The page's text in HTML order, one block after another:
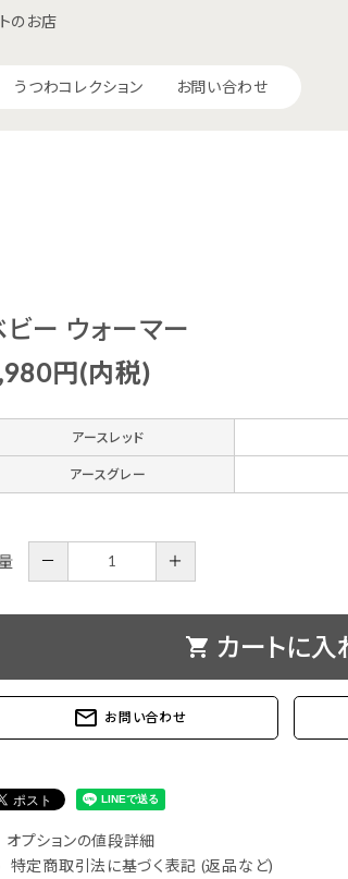
のお店
おつまみ
バッグ
うつわコレクション お問い合わせ
ビー ウォーマー
円(内税)
アースレッド
アースグレー
－ ＋
shopping_cart カートに入
mail_outline お問い合わせ
オプションの値段詳細
特定商取引法に基づく表記 (返品など)